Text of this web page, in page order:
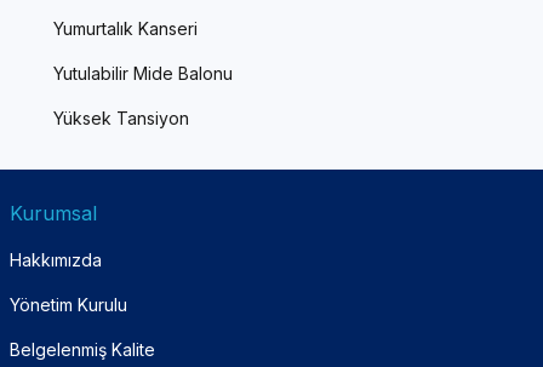
Yumurtalık Kanseri
Yutulabilir Mide Balonu
Yüksek Tansiyon
Kurumsal
Hakkımızda
Yönetim Kurulu
Belgelenmiş Kalite